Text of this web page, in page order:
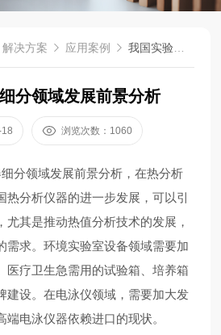
解决方案 应用案例 我国实验室仪器细分领域发展前景分析
分领域发展前景分析
浏览次数：1060
分领域发展前景分析，在热分析
热分析仪器的进一步发展，可以引
尤其是推动热值分析技术的发展，
需求。环境实验室设备领域需要加
医疗卫生急需用的试验箱、培养箱
建设。在电泳仪领域，需要加大发
端电泳仪器依赖进口的现状。